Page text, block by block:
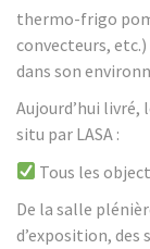
thermo-frigo
convecteurs,
dans son
Aujourd’hui
situ par LASA :
Tous les
De la salle
d’exposition, des